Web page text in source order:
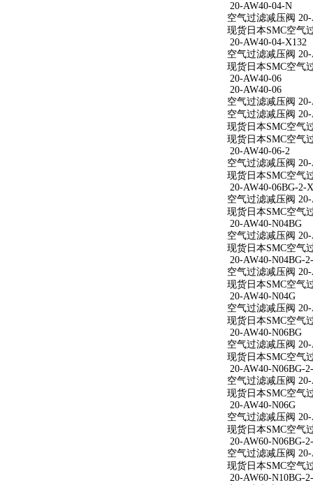
20-AW40-04-N
空气过滤减压阀
现货日本SMC空气
20-AW40-04-X132
空气过滤减压阀
现货日本SMC空气
20-AW40-06
20-AW40-06
空气过滤减压阀 20-
空气过滤减压阀 20-
现货日本SMC空气
现货日本SMC空气
20-AW40-06-2
空气过滤减压阀
现货日本SMC空气
20-AW40-06BG-2-
空气过滤减压阀
现货日本SMC空气
20-AW40-N04BG
空气过滤减压阀
现货日本SMC空气
20-AW40-N04BG-
空气过滤减压阀
现货日本SMC空气
20-AW40-N04G
空气过滤减压阀
现货日本SMC空气
20-AW40-N06BG
空气过滤减压阀
现货日本SMC空气
20-AW40-N06BG-
空气过滤减压阀
现货日本SMC空气
20-AW40-N06G
空气过滤减压阀
现货日本SMC空气
20-AW60-N06BG-
空气过滤减压阀
现货日本SMC空气
20-AW60-N10BG-